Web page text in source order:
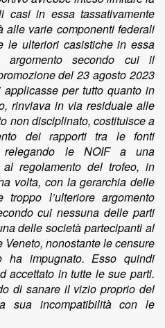
casi in essa tassativamente
alle varie componenti federali
le ulteriori casistiche in essa
secondo cui il
del 23 agosto 2023
per tutto quanto in
rinviava in via residuale alle
non disciplinato, costituisce a
dei rapporti tra le fonti
relegando le NOIF a una
regolamento del trofeo, in
volta, con la gerarchia delle
l’ulteriore argomento
cui nessuna delle parti
delle società partecipanti al
nonostante le censure
ha impugnato. Esso quindi
accettato in tutte le sue parti.
di sanare il vizio proprio del
sua incompatibilità con le